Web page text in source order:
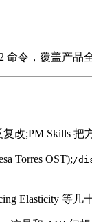
命令，覆盖产品
改;PM Skills
Torres OST);/
Elasticity